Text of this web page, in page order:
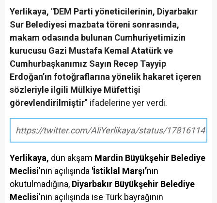
Yerlikaya, "DEM Parti yöneticilerinin, Diyarbakır
Sur Belediyesi mazbata töreni sonrasında,
makam odasında bulunan Cumhuriyetimizin
kurucusu Gazi Mustafa Kemal Atatürk ve
Cumhurbaşkanımız Sayın Recep Tayyip
Erdoğan’ın fotoğraflarına yönelik hakaret içeren
sözleriyle ilgili Mülkiye Müfettişi
görevlendirilmiştir" ifadelerine yer verdi.
https://twitter.com/AliYerlikaya/status/
Yerlikaya, dün akşam Mardin Büyükşehir Belediye
Meclisi'nin açılışında 'İstiklal Marşı’nın
okutulmadığına, Diyarbakır Büyükşehir Belediye
Meclisi'nin açılışında ise Türk bayrağının